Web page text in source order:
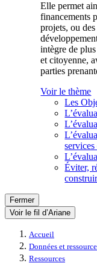
Elle permet
financements
projets, ou
intègre de
et citoyenne,
parties
Voir le thème
Les
Éviter,
Fermer
Voir le fil d’Ariane
Accueil
Données et
Ressources